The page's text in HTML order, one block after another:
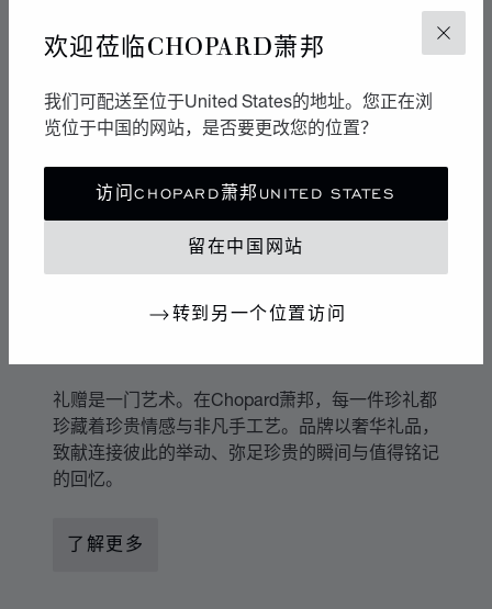
关闭
欢迎莅临CHOPARD萧邦
我们可配送至位于United States的地址。您正在浏
览位于中国的网站，是否要更改您的位置？
访问CHOPARD萧邦UNITED STATES
留在中国网站
转到另一个位置访问
礼赠是一门艺术。在Chopard萧邦，每一件珍礼都
珍藏着珍贵情感与非凡手工艺。品牌以奢华礼品，
致献连接彼此的举动、弥足珍贵的瞬间与值得铭记
的回忆。
了解更多